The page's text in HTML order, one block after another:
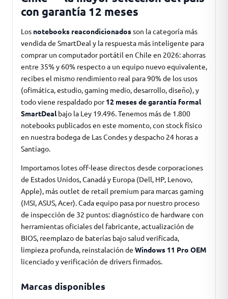
con garantía 12 meses
Los notebooks reacondicionadosson la categoría más
vendida de SmartDeal y la respuesta más inteligente para
comprar un computador portátil en Chile en 2026: ahorras
entre 35% y 60% respecto a un equipo nuevo equivalente,
recibes el mismo rendimiento real para 90% de los usos
(ofimática, estudio, gaming medio, desarrollo, diseño), y
todo viene respaldado por12 meses de garantía formal
SmartDealbajo la Ley 19.496. Tenemos más de 1.800
notebooks publicados en este momento, con stock físico
en nuestra bodega de Las Condes y despacho 24 horas a
Santiago.
Importamos lotes off-lease directos desde corporaciones
de Estados Unidos, Canadá y Europa (Dell, HP, Lenovo,
Apple), más outlet de retail premium para marcas gaming
(MSI, ASUS, Acer). Cada equipo pasa por nuestro proceso
de inspección de 32 puntos: diagnóstico de hardware con
herramientas oficiales del fabricante, actualización de
BIOS, reemplazo de baterías bajo salud verificada,
limpieza profunda, reinstalación de Windows 11 Pro OEM
licenciado y verificación de drivers firmados.
Marcas disponibles